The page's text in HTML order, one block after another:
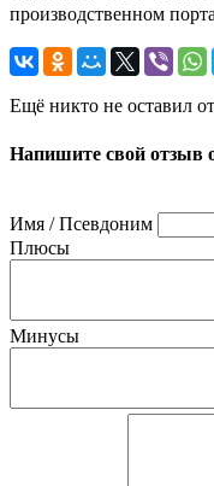
производственном
Ещё никто не оставил
Напишите свой отзыв
Имя / Псевдоним
Плюсы
Минусы